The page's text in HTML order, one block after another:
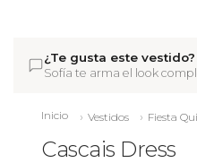
¿Te gusta este vestido?
Sofía te arma el look
Inicio Vestidos Fiesta
Cascais Dress